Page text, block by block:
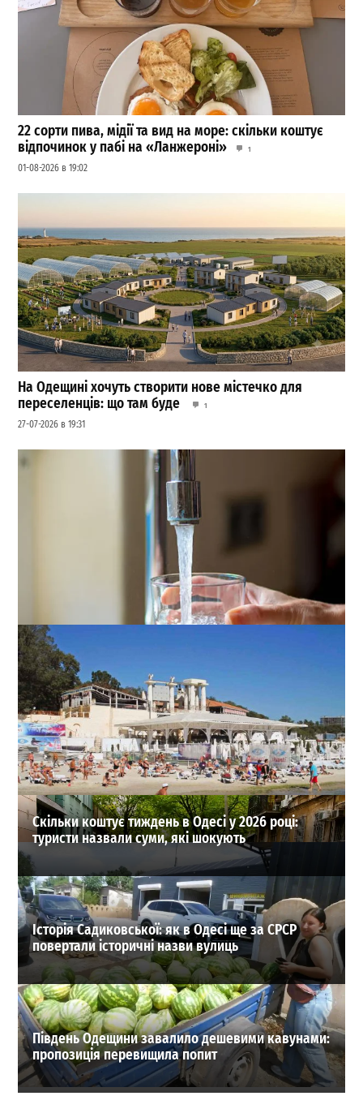
22 сорти пива, мідії та вид на море: скільки коштує
відпочинок у пабі на «Ланжероні»
1
01-08-2026 в 19:02
На Одещині хочуть створити нове містечко для
переселенців: що там буде
1
27-07-2026 в 19:31
Через прильоти виконком Одеси знову не зміг
розглянути тарифи на воду
0
31-07-2026 в 14:27
ВИБІР РЕДАКЦІЇ
Скільки коштує тиждень в Одесі у 2026 році:
туристи назвали суми, які шокують
Історія Садиковської: як в Одесі ще за СРСР
повертали історичні назви вулиць
Південь Одещини завалило дешевими кавунами:
пропозиція перевищила попит